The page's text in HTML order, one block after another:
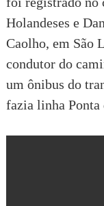
Holandeses e
Caolho, em São
condutor do
um ônibus do
fazia linha Ponta